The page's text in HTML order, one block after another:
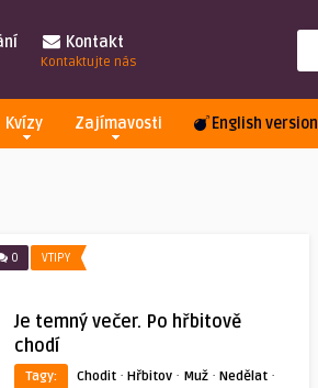
Kontakt
Kontaktujte nás
Kvízy Zajímavosti English version
0 VTIPY
Je temný večer. Po hřbitově
chodí
Tagy: Chodit · Hřbitov · Muž · Nedělat ·